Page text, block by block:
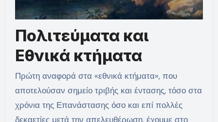
Πολιτεύματα και
Εθνικά κτήματα
Πρώτη αναφορά στα «εθνικά κτήματα», που
αποτελούσαν σημείο τριβής και έντασης, τόσο στα
χρόνια της Επανάστασης όσο και επί πολλές
δεκαετίες μετά την απελευθέρωση, έχουμε στο